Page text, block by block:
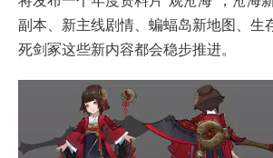
副本、新主线剧情、蝙蝠岛新地图、生
死剑冢这些新内容都会稳步推进。